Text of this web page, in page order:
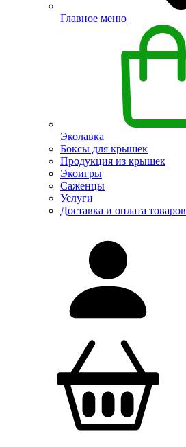
Главное меню
Эколавка
Боксы для крышек
Продукция из крышек
Экоигры
Саженцы
Услуги
Доставка и оплата товаров